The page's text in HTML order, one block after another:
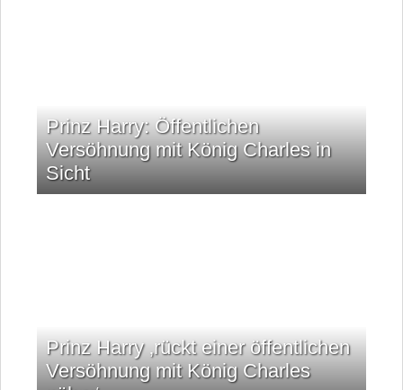
Prinz Harry: Öffentlichen
Versöhnung mit König Charles in
Sicht
Prinz Harry ‚rückt einer öffentlichen
Versöhnung mit König Charles